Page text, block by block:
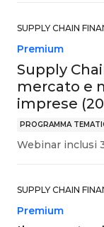
SUPPLY CHAIN
PROGRAMMA
Supply
mercato e
imprese
Premium
Webinar inclusi
SUPPLY CHAIN
Premium